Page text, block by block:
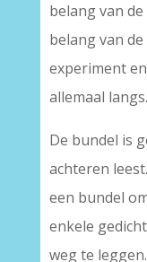
belang van
belang van
experiment
allemaal langs.
De bundel is
achteren
een bundel
enkele
weg te